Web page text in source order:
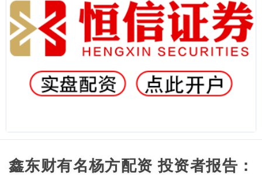
鑫东财有名杨方配资 投资者报告：